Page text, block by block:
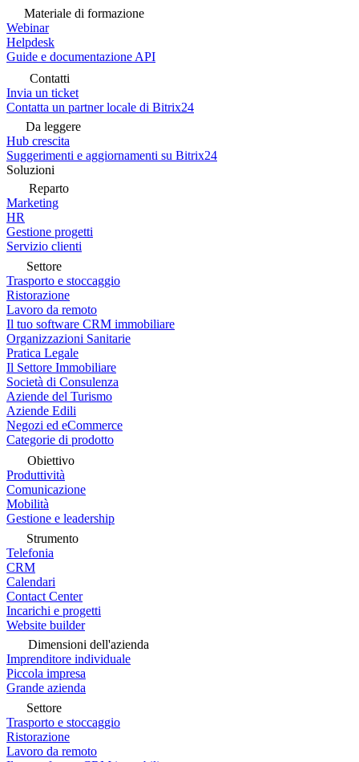
Materiale di formazione
Webinar
Helpdesk
Guide e documentazione API
Contatti
Invia un ticket
Contatta un partner locale di Bitrix24
Da leggere
Hub crescita
Suggerimenti e aggiornamenti su Bitrix24
Soluzioni
Reparto
Marketing
HR
Gestione progetti
Servizio clienti
Settore
Trasporto e stoccaggio
Ristorazione
Lavoro da remoto
Il tuo software CRM immobiliare
Organizzazioni Sanitarie
Pratica Legale
Il Settore Immobiliare
Società di Consulenza
Aziende del Turismo
Aziende Edili
Negozi ed eCommerce
Categorie di prodotto
Obiettivo
Produttività
Comunicazione
Mobilità
Gestione e leadership
Strumento
Telefonia
CRM
Calendari
Contact Center
Incarichi e progetti
Website builder
Dimensioni dell'azienda
Imprenditore individuale
Piccola impresa
Grande azienda
Settore
Trasporto e stoccaggio
Ristorazione
Lavoro da remoto